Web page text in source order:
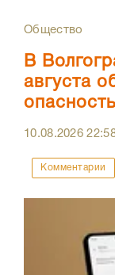
Общество
В
августа
опасность
10.08.2026
Комментарии